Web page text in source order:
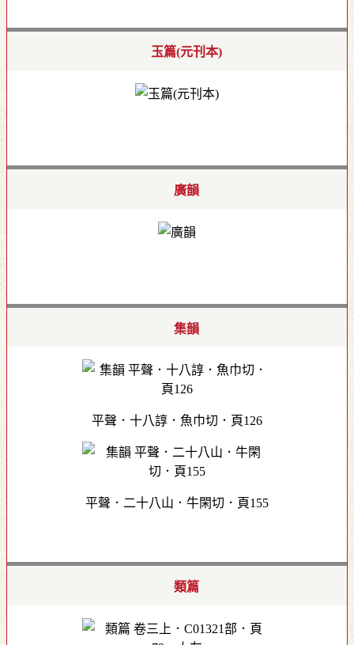
玉篇(元刊本)
廣韻
集韻
平聲．十八諄．魚巾切．頁126
平聲．二十八山．牛閑切．頁155
類篇